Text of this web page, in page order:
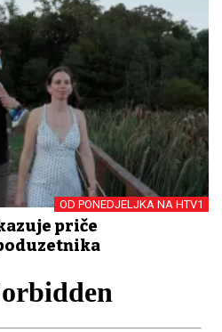
OD PONEDJELJKA NA HTV1
priče